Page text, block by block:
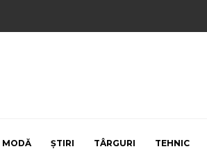
MODĂ ȘTIRI TÂRGURI TEHNIC